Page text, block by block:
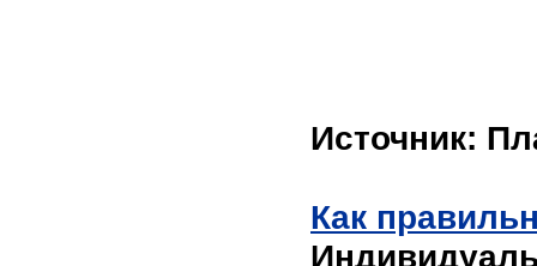
Источник:
Как